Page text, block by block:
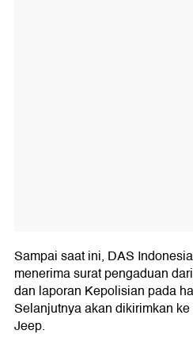
Sampai saat ini, DAS
menerima surat pengaduan
dan laporan Kepolisian pada
Selanjutnya akan dikirimkan
Jeep.